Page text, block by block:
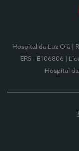
Hospital da Luz Oiã |
ERS - E106806
|
Hospital